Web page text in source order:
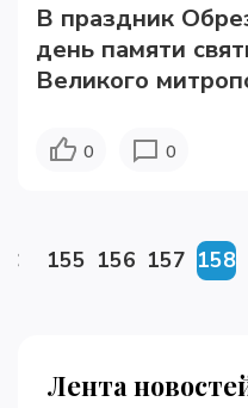
В праздник
день памяти
Великого
0 0
155 156 157 158
Лента